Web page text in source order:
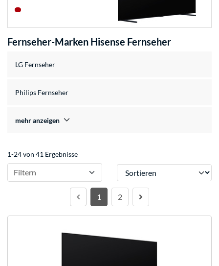
Fernseher-Marken Hisense Fernseher
LG Fernseher
Philips Fernseher
mehr anzeigen
1-24 von 41 Ergebnisse
Filtern Sortieren
1 2